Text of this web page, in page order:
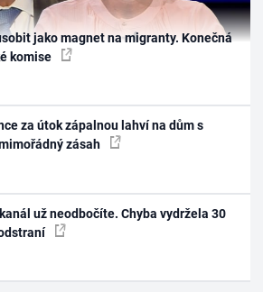
jako magnet na migranty. Konečná
komise
za útok zápalnou lahví na dům s
zásah
už neodbočíte. Chyba vydržela 30